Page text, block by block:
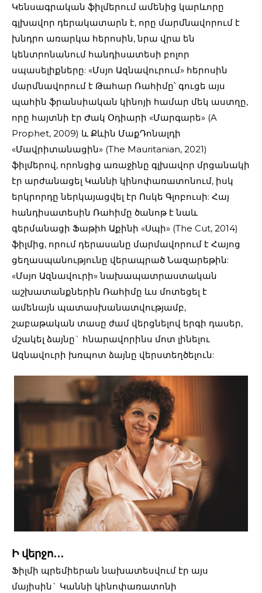
Կենսագրական ֆիլմերում ամենից կարևորը
գլխավոր դերակատարն է, որը մարմնավորում է
խնդրո առարկա հերոսին, նրա վրա են
կենտրոնանում հանդիսատեսի բոլոր
սպասելիքները: «Մսյո Ազնավուրում» հերոսին
մարմնավորում է Թահար Ռահիմը՝ գուցե այս
պահին ֆրանսիական կինոյի համար մեկ աստղը,
որը հայտնի էր Ժակ Օդիարի «Մարգարե» (A
Prophet, 2009) և Քևին ՄաքԴոնալդի
«Մավրիտանացին» (The Mauritanian, 2021)
ֆիլմերով, որոնցից առաջինը գլխավոր մրցանակի
էր արժանացել Կաննի կինոփառատոնում, իսկ
երկրորդը ներկայացվել էր Ոսկե Գլոբուսի: Հայ
հանդիսատեսին Ռահիմը ծանոթ է նաև
գերմանացի Ֆաթիհ Աքինի «Սպի» (The Cut, 2014)
ֆիլմից, որում դերասանը մարմավորում է Հայոց
ցեղասպանությունը վերապրած Նազարեթին:
«Մսյո Ազնավուրի» նախապատրաստական
աշխատանքներին Ռահիմը ևս մոտեցել է
ամենայն պատասխանատվությամբ,
շաբաթական տասը ժամ վերցնելով երգի դասեր,
մշակել ձայնը` հնարավորինս մոտ լինելու
Ազնավուրի խռպոտ ձայնը վերստեղծելուն:
Ի վերջո․․․
Ֆիլմի պրեմիերան նախատեսվում էր այս
մայիսին` Կաննի կինոփառատոնի